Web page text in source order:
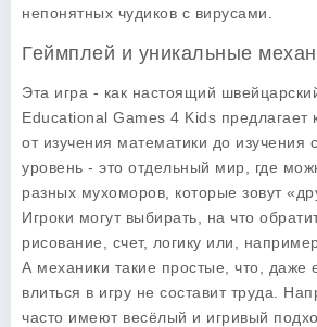
непонятных чудиков с вирусами.
Геймплей и уникальные
Эта игра - как настоящий
Educational Games 4 Kids предлагает
от изучения математики до изучения
уровень - это отдельный мир, где
разных мухоморов, которые зовут
Игроки могут выбирать, на что
рисование, счет, логику или,
А механики такие простые, что, даже
влиться в игру не составит труда.
часто имеют весёлый и игривый